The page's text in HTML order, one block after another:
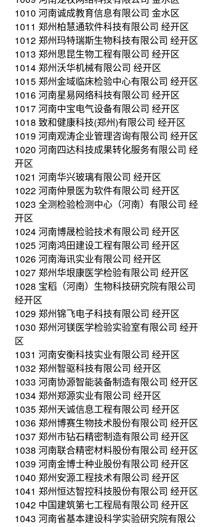
1010 河南诚成教育信息有限公司 金水区
1011 郑州柏慧通软件科技有限公司 经开区
1012 郑州玛特瑞斯生物科技有限公司 经开区
1013 郑州思昆生物工程有限公司 经开区
1014 郑州沃华机械有限公司 经开区
1015 郑州金域临床检验中心有限公司 经开区
1016 河南星易网络科技有限公司 经开区
1017 河南中宝电气设备有限公司 经开区
1018 致和健康科技(郑州)有限公司 经开区
1019 河南观涛企业管理咨询有限公司 经开区
1020 河南四达科技成果转化服务有限公司 经
开区
1021 河南华兴玻璃有限公司 经开区
1022 河南仲景医为软件有限公司 经开区
1023 全测检验检测中心（河南）有限公司 经
开区
1024 河南博晟检验技术有限公司 经开区
1025 河南鸿田建设工程有限公司 经开区
1026 河南海讯实业有限公司 经开区
1027 郑州华垠康医学检验有限公司 经开区
1028 宝稻（河南）生物科技研究院有限公司
经开区
1029 郑州锦飞电子科技有限公司 经开区
1030 郑州河镁医学检验实验室有限公司 经开
区
1031 河南安衡科技实业有限公司 经开区
1032 郑州智驱科技有限公司 经开区
1033 河南协源智能装备制造有限公司 经开区
1034 郑州郑源实业有限公司 经开区
1035 郑州天诚信息工程有限公司 经开区
1036 郑州博赛生物技术股份有限公司 经开区
1037 郑州市钻石精密制造有限公司 经开区
1038 河南联合精密材料股份有限公司 经开区
1039 河南金博士种业股份有限公司 经开区
1040 郑州安源工程技术有限公司 经开区
1041 郑州恒达智控科技股份有限公司 经开区
1042 中国建筑第七工程局有限公司 经开区
1043 河南省基本建设科学实验研究院有限公